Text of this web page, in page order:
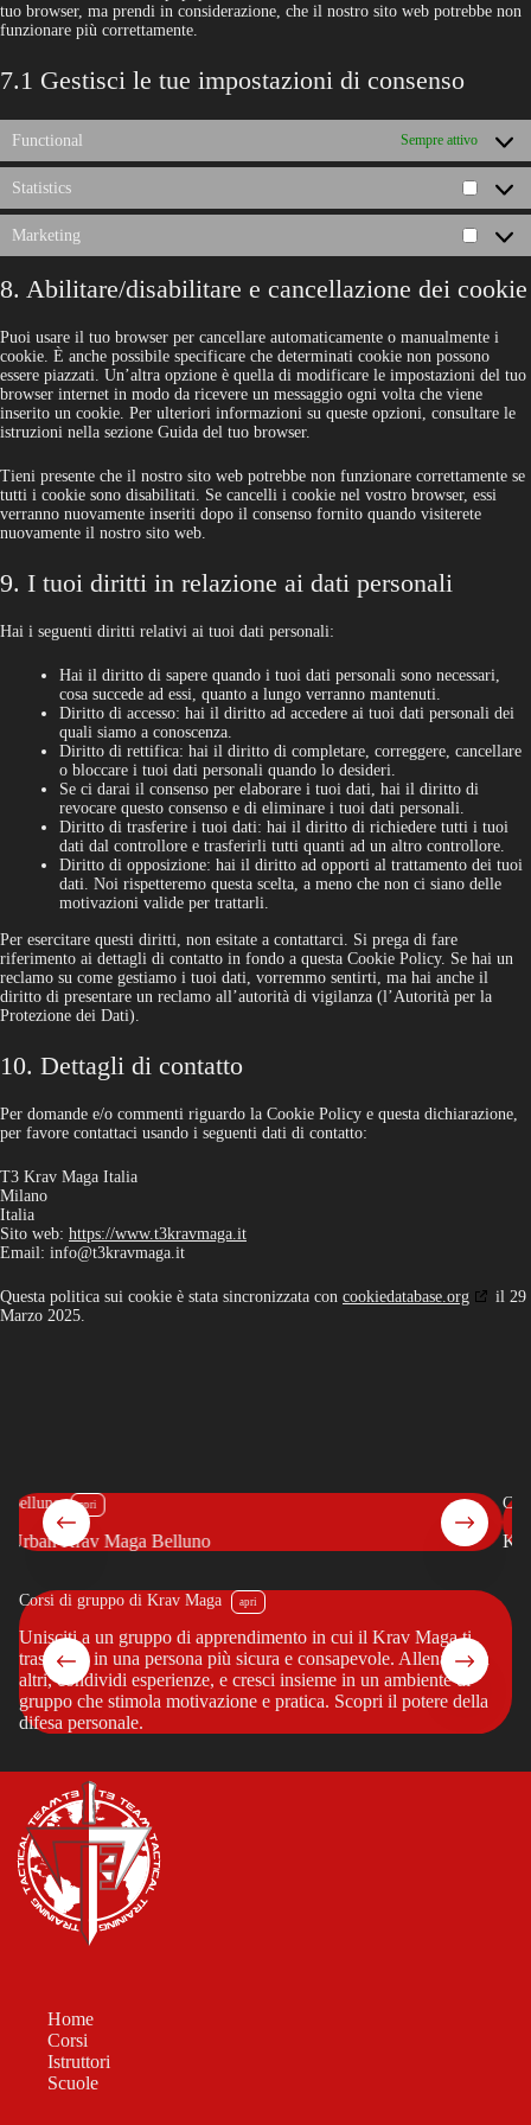
tuo browser, ma prendi in considerazione, che il nostro sito web potrebbe non
funzionare più correttamente.
7.1 Gestisci le tue impostazioni di consenso
Functional Sempre attivo
Statistics
Marketing
8. Abilitare/disabilitare e cancellazione dei cookie
Puoi usare il tuo browser per cancellare automaticamente o manualmente i
cookie. È anche possibile specificare che determinati cookie non possono
essere piazzati. Un’altra opzione è quella di modificare le impostazioni del tuo
browser internet in modo da ricevere un messaggio ogni volta che viene
inserito un cookie. Per ulteriori informazioni su queste opzioni, consultare le
istruzioni nella sezione Guida del tuo browser.
Tieni presente che il nostro sito web potrebbe non funzionare correttamente se
tutti i cookie sono disabilitati. Se cancelli i cookie nel vostro browser, essi
verranno nuovamente inseriti dopo il consenso fornito quando visiterete
nuovamente il nostro sito web.
9. I tuoi diritti in relazione ai dati personali
Hai i seguenti diritti relativi ai tuoi dati personali:
Hai il diritto di sapere quando i tuoi dati personali sono necessari,
cosa succede ad essi, quanto a lungo verranno mantenuti.
Diritto di accesso: hai il diritto ad accedere ai tuoi dati personali dei
quali siamo a conoscenza.
Diritto di rettifica: hai il diritto di completare, correggere, cancellare
o bloccare i tuoi dati personali quando lo desideri.
Se ci darai il consenso per elaborare i tuoi dati, hai il diritto di
revocare questo consenso e di eliminare i tuoi dati personali.
Diritto di trasferire i tuoi dati: hai il diritto di richiedere tutti i tuoi
dati dal controllore e trasferirli tutti quanti ad un altro controllore.
Diritto di opposizione: hai il diritto ad opporti al trattamento dei tuoi
dati. Noi rispetteremo questa scelta, a meno che non ci siano delle
motivazioni valide per trattarli.
Per esercitare questi diritti, non esitate a contattarci. Si prega di fare
riferimento ai dettagli di contatto in fondo a questa Cookie Policy. Se hai un
reclamo su come gestiamo i tuoi dati, vorremmo sentirti, ma hai anche il
diritto di presentare un reclamo all’autorità di vigilanza (l’Autorità per la
Protezione dei Dati).
10. Dettagli di contatto
Per domande e/o commenti riguardo la Cookie Policy e questa dichiarazione,
per favore contattaci usando i seguenti dati di contatto:
T3 Krav Maga Italia
Milano
Italia
Sito web: https://www.t3kravmaga.it
Email: info@t3kravmaga.it
Questa politica sui cookie è stata sincronizzata con cookiedatabase.org
il 29
Marzo 2025.
Maga Belluno
Como
Krav Maga
Corsi di gruppo di Krav Maga
Unisciti a un gruppo di apprendimento in cui il Krav Maga ti
trasforma in una persona più sicura e consapevole. Allenati con
altri, condividi esperienze, e cresci insieme in un ambiente di
gruppo che stimola motivazione e pratica. Scopri il potere della
difesa personale.
Home
Corsi
Istruttori
Scuole